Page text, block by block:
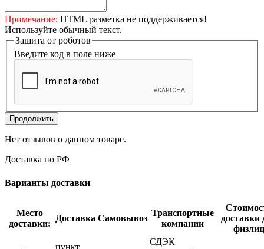
Примечание: HTML разметка не поддерживается!
Используйте обычный текст.
Защита от роботов
Введите код в поле ниже
Продолжить
Нет отзывов о данном товаре.
Доставка по РФ
Варианты доставки
Место
доставки:
Доставка Самовывоз
Транспортные
компании
доставки
физлиц
пункт
СДЭК